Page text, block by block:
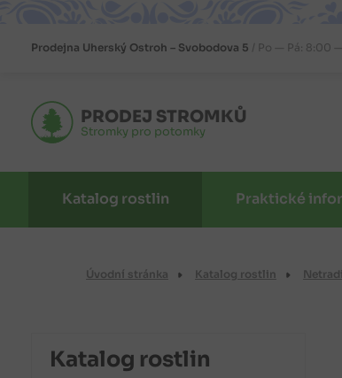
Prodejna Uherský Ostroh – Svobodova 5 Po — Pá: 8:00
PRODEJ STROMKŮ
Stromky pro potomky
Katalog rostlin Praktické
Úvodní stránka Katalog rostlin
Katalog rostlin